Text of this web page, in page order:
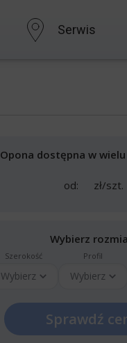
Serwis
Opona dostępna w
od: zł/szt.
Wybierz
Szerokość
Wybierz
Profil
Wybierz
Sprawdź